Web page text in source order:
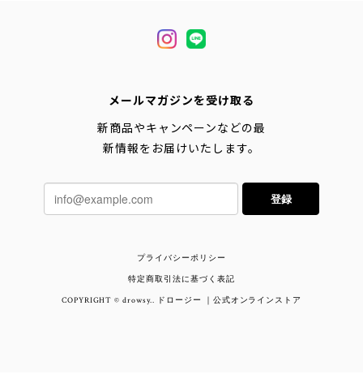
メールマガジンを受け取る
新商品やキャンペーンなどの最
新情報をお届けいたします。
登録
プライバシーポリシー
特定商取引法に基づく表記
COPYRIGHT © drowsy.. ドロージー ｜公式オンラインストア